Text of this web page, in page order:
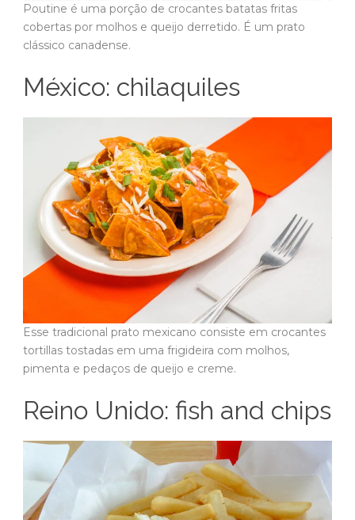
Poutine é uma porção de crocantes batatas fritas
cobertas por molhos e queijo derretido. É um prato
clássico canadense.
México: chilaquiles
Esse tradicional prato mexicano consiste em crocantes
tortillas tostadas em uma frigideira com molhos,
pimenta e pedaços de queijo e creme.
Reino Unido: fish and chips